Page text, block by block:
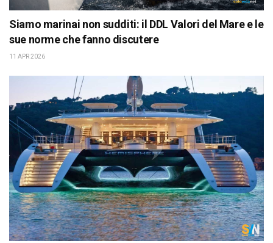
Siamo marinai non sudditi: il DDL Valori del Mare e le
sue norme che fanno discutere
11 APR 2026